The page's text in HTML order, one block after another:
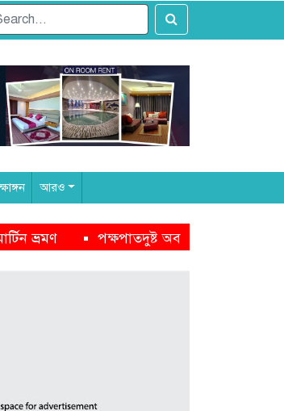
আরও
কারণেই নাসীরুদ্দীন পাটওয়ারীর ওপর হামলা: